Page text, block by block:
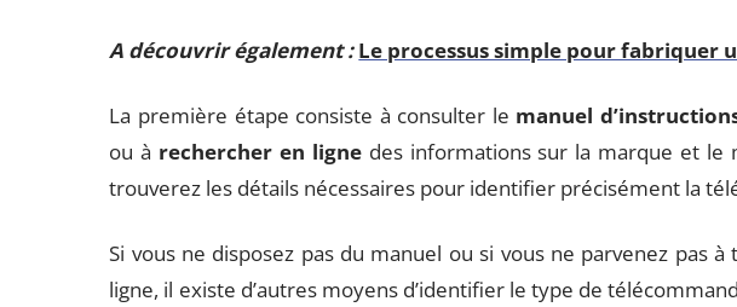
A découvrir également : Le processus simple pour fabriquer
La première étape consiste à consulter le manuel
ou à rechercher en lignedes informations sur la marque et le
trouverez les détails nécessaires pour identifier précisément la
Si vous ne disposez pas du manuel ou si vous ne parvenez pas
ligne, il existe d’autres moyens d’identifier le type de